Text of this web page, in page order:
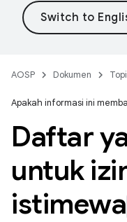
AOSP Dokumen
Apakah informasi ini
Daftar
untuk
istimewa